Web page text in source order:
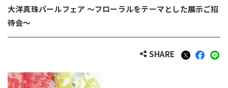
大洋真珠パールフェア 〜フローラルをテーマとした展示ご招
待会〜
SHARE